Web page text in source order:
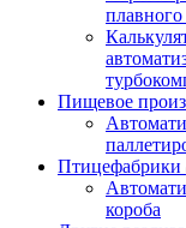
Пищевое
Птицефабрики
короба